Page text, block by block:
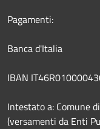
Pagamenti:
Banca d'Italia
IBAN
Intestato a: Comune
(versamenti da Enti